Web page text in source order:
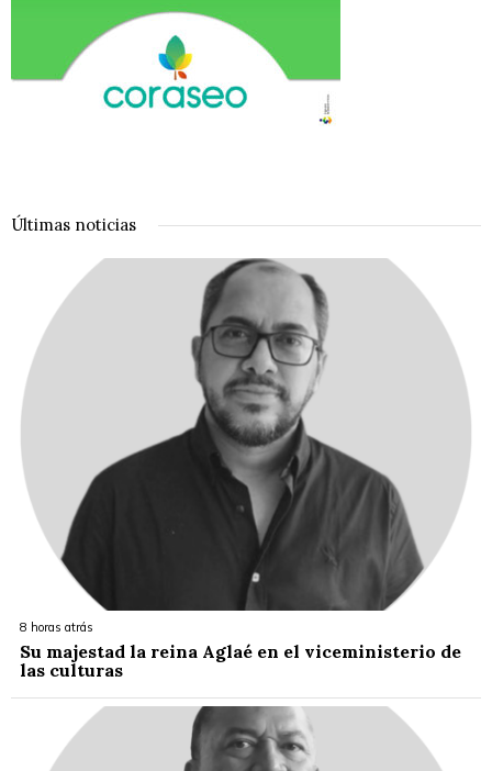
Últimas noticias
8 horas atrás
Su majestad la reina Aglaé en el viceministerio de
las culturas